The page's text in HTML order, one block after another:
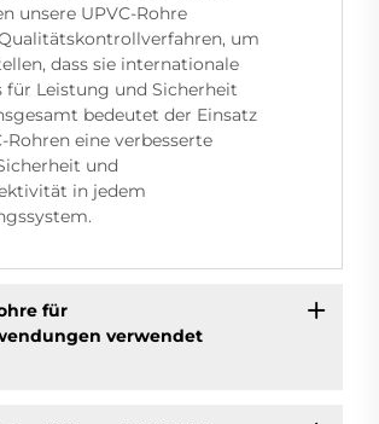
unsere UPVC-Rohre
um
dass sie internationale
für Leistung und Sicherheit
bedeutet der Einsatz
Rohren eine verbesserte
und
in jedem
für
verwendet